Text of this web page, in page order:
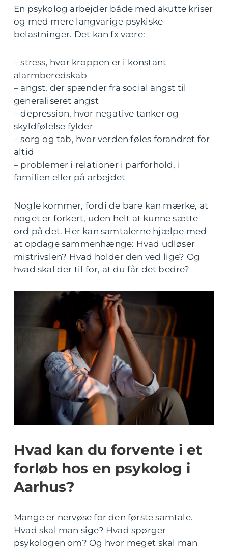
En psykolog arbejder både med akutte kriser
og med mere langvarige psykiske
belastninger. Det kan fx være:
– stress, hvor kroppen er i konstant
alarmberedskab
– angst, der spænder fra social angst til
generaliseret angst
– depression, hvor negative tanker og
skyldfølelse fylder
– sorg og tab, hvor verden føles forandret for
altid
– problemer i relationer i parforhold, i
familien eller på arbejdet
Nogle kommer, fordi de bare kan mærke, at
noget er forkert, uden helt at kunne sætte
ord på det. Her kan samtalerne hjælpe med
at opdage sammenhænge: Hvad udløser
mistrivslen? Hvad holder den ved lige? Og
hvad skal der til for, at du får det bedre?
Hvad kan du forvente i et
forløb hos en psykolog i
Aarhus?
Mange er nervøse for den første samtale.
Hvad skal man sige? Hvad spørger
psykologen om? Og hvor meget skal man